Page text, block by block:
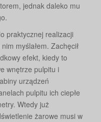
jednak daleko mu
praktycznej realizacji
myślałem. Zachęcił
efekt, kiedy to
wnętrze pulpitu i
urządzeń
pulpitu ich ciepłe
Wtedy już
żarowe musi w